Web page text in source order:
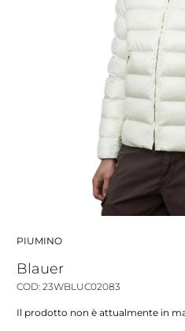
PIUMINO
Blauer
COD: 23WBLUC02083
Il prodotto non è attualmente in